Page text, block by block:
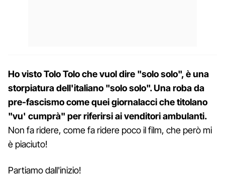
Ho visto Tolo Tolo che vuol dire "solo solo", è una
storpiatura dell'italiano "solo solo". Una roba da
pre-fascismo come quei giornalacci che titolano
"vu' cumprà" per riferirsi ai venditori ambulanti.
Non fa ridere, come fa ridere poco il film, che però mi
è piaciuto!
Partiamo dall'inizio!